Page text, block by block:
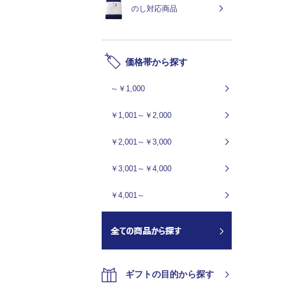
のし対応商品
価格帯から探す
～￥1,000
￥1,001～￥2,000
￥2,001～￥3,000
￥3,001～￥4,000
￥4,001～
ギフトの目的から探す